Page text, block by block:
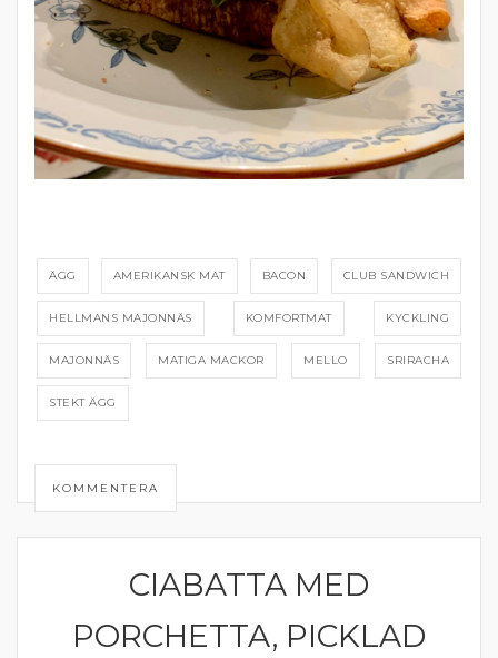
ÄGG AMERIKANSK MAT BACON CLUB SANDWICH
HELLMANS MAJONNÄS KOMFORTMAT KYCKLING
MAJONNÄS MATIGA MACKOR MELLO SRIRACHA
STEKT ÄGG
KOMMENTERA
DIPP OCH RÖRORCIABATTA MED
PORCHETTA, PICKLAD